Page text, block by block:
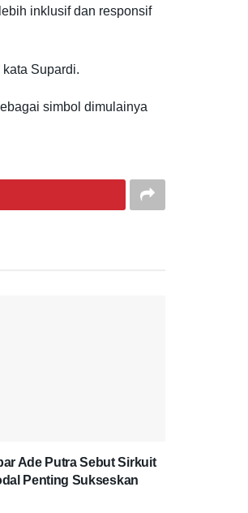
inklusif dan responsif
Supardi.
simbol dimulainya
Ade Putra Sebut Sirkuit
Penting Sukseskan